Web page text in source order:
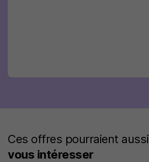
Ces offres pourraient aussi
vous intéresser